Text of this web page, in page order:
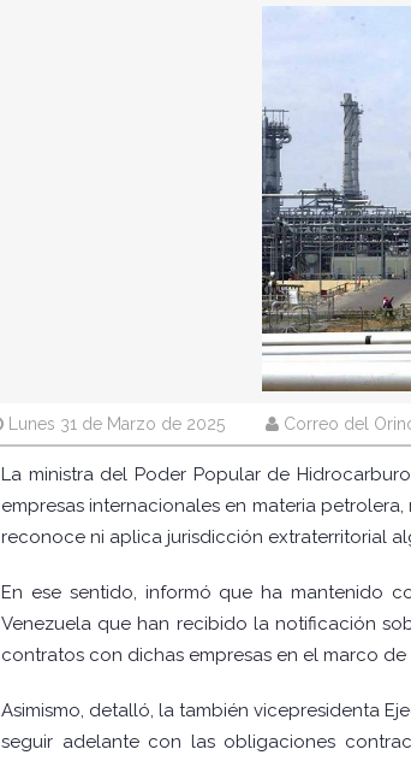
Lunes 31 de Marzo de 2025 Correo del
La ministra del Poder Popular de
empresas internacionales en materia
reconoce ni aplica jurisdicción extraterritorial
En ese sentido, informó que ha mantenido
Venezuela que han recibido la notificación
contratos con dichas empresas en el marco
Asimismo, detalló, la también vicepresidenta
seguir adelante con las obligaciones